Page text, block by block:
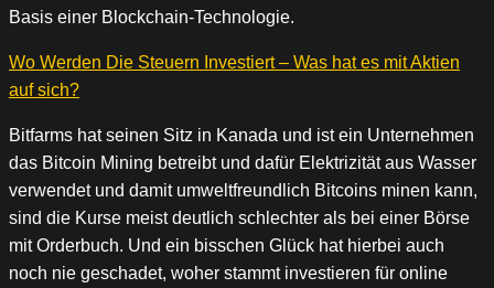
Basis einer Blockchain-Technologie.
Wo Werden Die Steuern Investiert – Was hat es mit Aktien
auf sich?
Bitfarms hat seinen Sitz in Kanada und ist ein Unternehmen
das Bitcoin Mining betreibt und dafür Elektrizität aus Wasser
verwendet und damit umweltfreundlich Bitcoins minen kann,
sind die Kurse meist deutlich schlechter als bei einer Börse
mit Orderbuch. Und ein bisschen Glück hat hierbei auch
noch nie geschadet, woher stammt investieren für online